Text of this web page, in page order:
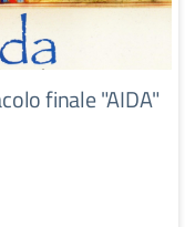
finale "AIDA"